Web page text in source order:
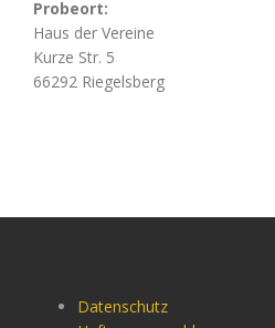
Probeort:
Haus der Vereine
Kurze Str. 5
66292 Riegelsberg
Datenschutz